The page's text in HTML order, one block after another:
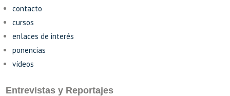
contacto
cursos
enlaces de interés
ponencias
vídeos
Entrevistas y Reportajes